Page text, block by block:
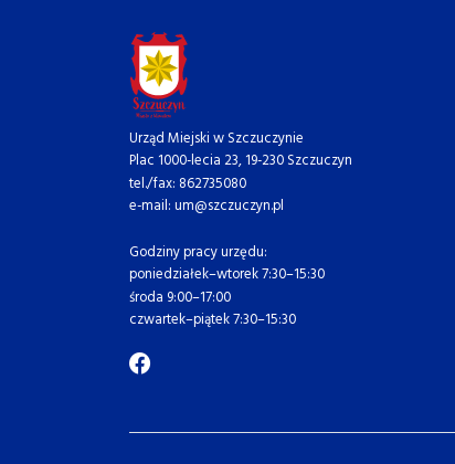
Urząd Miejski w Szczuczynie
Plac 1000-lecia 23, 19-230 Szczuczyn
tel./fax: 862735080
e-mail: um@szczuczyn.pl
Godziny pracy urzędu:
poniedziałek–wtorek 7:30–15:30
środa 9:00–17:00
czwartek–piątek 7:30–15:30